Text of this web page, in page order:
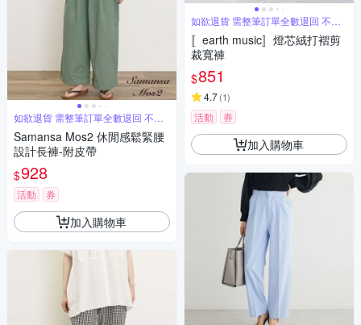
如欲退貨 需整筆訂單全數退回 不能
單退
Samansa Mos2 休閒感鬆緊腰
設計長褲-附皮帶
$928
活動 券
加入購物車
如欲退貨 需整筆訂單全數退回 不能
單退
〚earth music〛燈芯絨打褶剪
裁寬褲
$851
4.7(1)
活動 券
加入購物車